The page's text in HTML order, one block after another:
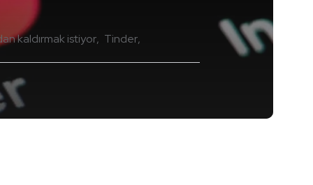
kaldırmak istiyor Tinder